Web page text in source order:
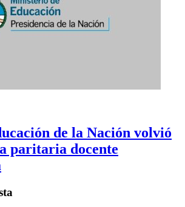
de la Nación volvió
paritaria docente